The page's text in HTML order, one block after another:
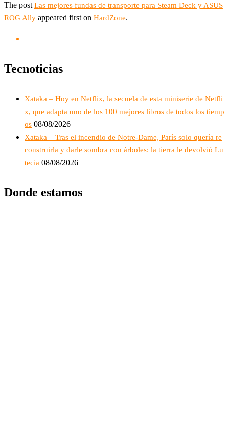
The post Las mejores fundas de transporte para Steam Deck y ASUS
ROG Ally appeared first on HardZone.
Tecnoticias
Xataka – Hoy en Netflix, la secuela de esta miniserie de Netfli
x, que adapta uno de los 100 mejores libros de todos los tiemp
os 08/08/2026
Xataka – Tras el incendio de Notre-Dame, París solo quería re
construirla y darle sombra con árboles: la tierra le devolvió Lu
tecia 08/08/2026
Donde estamos